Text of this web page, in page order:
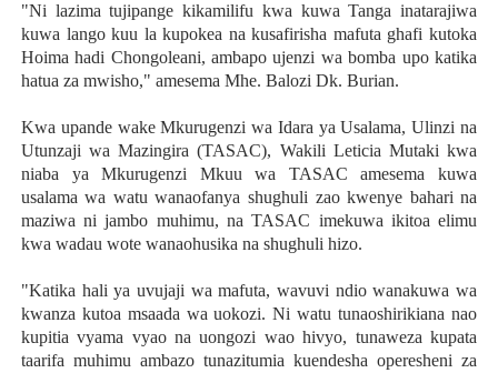
"Ni lazima tujipange kikamilifu kwa kuwa Tanga inatarajiwa
kuwa lango kuu la kupokea na kusafirisha mafuta ghafi kutoka
Hoima hadi Chongoleani, ambapo ujenzi wa bomba upo katika
hatua za mwisho," amesema Mhe. Balozi Dk. Burian.
Kwa upande wake Mkurugenzi wa Idara ya Usalama, Ulinzi na
Utunzaji wa Mazingira (TASAC), Wakili Leticia Mutaki kwa
niaba ya Mkurugenzi Mkuu wa TASAC amesema kuwa
usalama wa watu wanaofanya shughuli zao kwenye bahari na
maziwa ni jambo muhimu, na TASAC imekuwa ikitoa elimu
kwa wadau wote wanaohusika na shughuli hizo.
"Katika hali ya uvujaji wa mafuta, wavuvi ndio wanakuwa wa
kwanza kutoa msaada wa uokozi. Ni watu tunaoshirikiana nao
kupitia vyama vyao na uongozi wao hivyo, tunaweza kupata
taarifa muhimu ambazo tunazitumia kuendesha operesheni za